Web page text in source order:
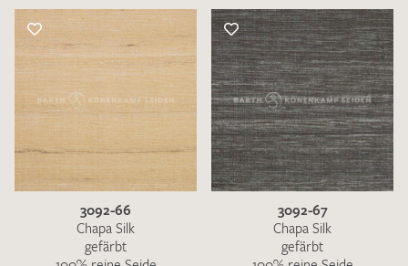
3092-66
Chapa Silk
gefärbt
3092-67
Chapa Silk
gefärbt